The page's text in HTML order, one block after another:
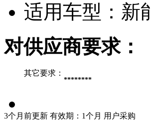
适用车型： 新
对供应商要求：
其它要求：
********
3个月前更新 有效期：1个月 用户采购